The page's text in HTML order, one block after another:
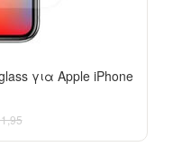
για Apple iPhone